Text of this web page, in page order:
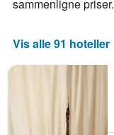
sammenligne priser.
Vis alle 91 hoteller